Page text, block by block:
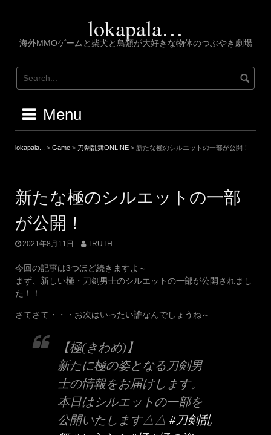
lokapala…
海外MMOゲームと柴犬と鳥類が大好きな物体のつぶやき劇場
Menu
lokapala... > Game > 刀剣乱舞ONLINE > 新たな極のシルエットの一部が公開！
新たな極のシルエットの一部
が公開！
2021年8月11日 TRUTH
今回の記事は3つほど続きますよ～
まず、新しい極・刀剣男士のシルエットの一部が公開されまし
た！！
さてさて・・・お次はいったい誰なんでしょうね～
【極(きわめ)】
新たに極の姿となる刀剣男
士の情報をお届けします。
本日はシルエットの一部を
公開いたします△△ #刀剣乱